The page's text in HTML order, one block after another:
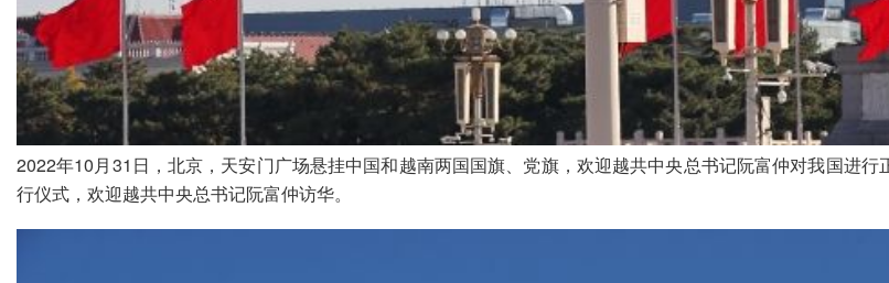
2022年10月31日，北京，天安门广场悬挂中国和越南两国国旗、党旗，欢迎越共中央总书记阮富仲对我国进
行仪式，欢迎越共中央总书记阮富仲访华。